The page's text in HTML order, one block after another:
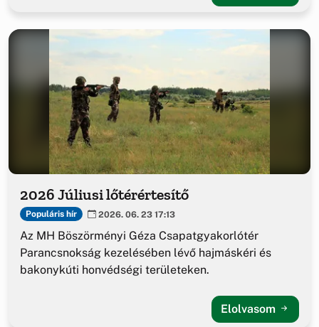
2026 Júliusi lőtérértesítő
Populáris hír 2026. 06. 23 17:13
Az MH Böszörményi Géza Csapatgyakorlótér
Parancsnokság kezelésében lévő hajmáskéri és
bakonykúti honvédségi területeken.
Elolvasom